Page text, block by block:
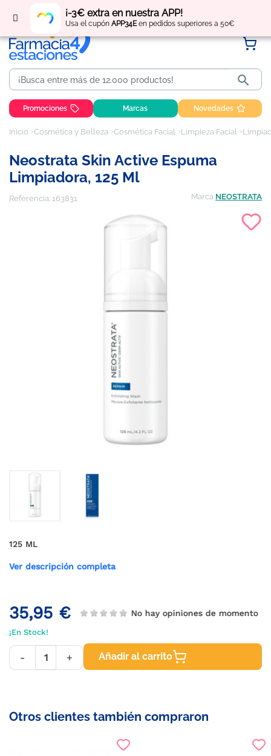
¡-3€ extra en nuestra APP!
Usa el cupón APP34Een pedidos superiores a 50€
Regístratey obtén puntos por tus compras

Promociones Marcas Novedades
Inicio Cosmética y Belleza Cosmética Facial Limpieza Facial
Neostrata Skin Active Espuma
Limpiadora, 125 Ml
Referencia: 163831 Marca NEOSTRATA
125 ML
Ver descripción completa
35,95 € No hay opiniones de momento
¡En Stock!
- + Añadir al carrito
Otros clientes también compraron